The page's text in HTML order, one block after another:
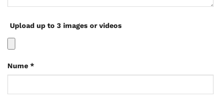
Upload up to 3 images or videos
Nume *